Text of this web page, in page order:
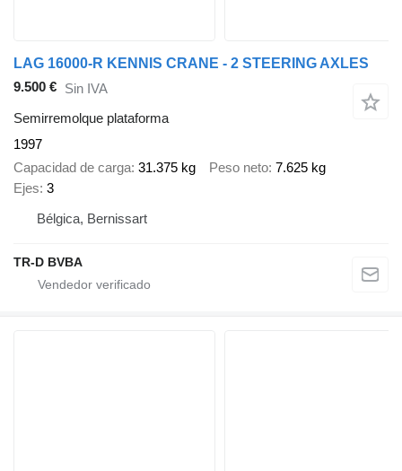
LAG 16000-R KENNIS CRANE - 2 STEERING AXLES
9.500 € Sin IVA
Semirremolque plataforma
1997
Capacidad de carga 31.375 kg Peso neto 7.625 kg
Ejes 3
Bélgica, Bernissart
TR-D BVBA